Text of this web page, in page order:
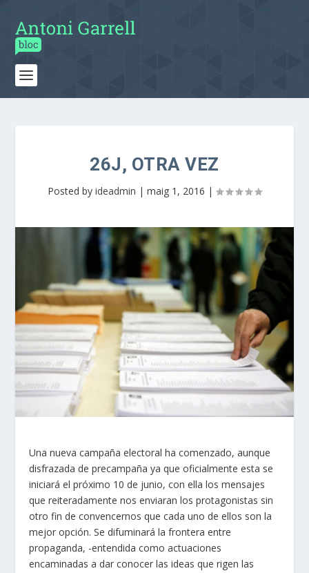
26J, OTRA VEZ
Posted by ideadmin | maig 1, 2016 |
Una nueva campaña electoral ha comenzado, aunque
disfrazada de precampaña ya que oficialmente esta se
iniciará el próximo 10 de junio, con ella los mensajes
que reiteradamente nos enviaran los protagonistas sin
otro fin de convencernos que cada uno de ellos son la
mejor opción. Se difuminará la frontera entre
propaganda, -entendida como actuaciones
encaminadas a dar conocer las ideas que rigen las